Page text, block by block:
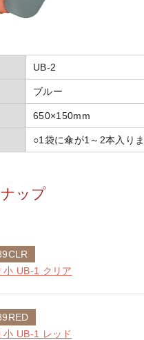
UB-2
ブルー
650×150mm
○1袋に傘が1～2本入り
ップ
小 UB-1 クリア
小 UB-1 レッド